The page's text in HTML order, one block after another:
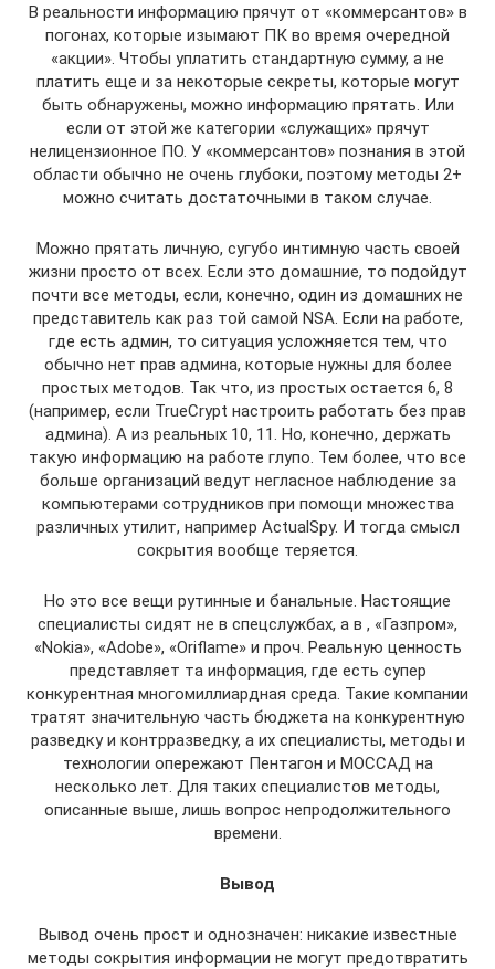
В реальности информацию прячут от «коммерсантов» в
погонах, которые изымают ПК во время очередной
«акции». Чтобы уплатить стандартную сумму, а не
платить еще и за некоторые секреты, которые могут
быть обнаружены, можно информацию прятать. Или
если от этой же категории «служащих» прячут
нелицензионное ПО. У «коммерсантов» познания в этой
области обычно не очень глубоки, поэтому методы 2+
можно считать достаточными в таком случае.
Можно прятать личную, сугубо интимную часть своей
жизни просто от всех. Если это домашние, то подойдут
почти все методы, если, конечно, один из домашних не
представитель как раз той самой NSA. Если на работе,
где есть админ, то ситуация усложняется тем, что
обычно нет прав админа, которые нужны для более
простых методов. Так что, из простых остается 6, 8
(например, если TrueCrypt настроить работать без прав
админа). А из реальных 10, 11. Но, конечно, держать
такую информацию на работе глупо. Тем более, что все
больше организаций ведут негласное наблюдение за
компьютерами сотрудников при помощи множества
различных утилит, например ActualSpy. И тогда смысл
сокрытия вообще теряется.
Но это все вещи рутинные и банальные. Настоящие
специалисты сидят не в спецслужбах, а в , «Газпром»,
«Nokia», «Adobe», «Oriflame» и проч. Реальную ценность
представляет та информация, где есть супер
конкурентная многомиллиардная среда. Такие компании
тратят значительную часть бюджета на конкурентную
разведку и контрразведку, а их специалисты, методы и
технологии опережают Пентагон и МОССАД на
несколько лет. Для таких специалистов методы,
описанные выше, лишь вопрос непродолжительного
времени.
Вывод
Вывод очень прост и однозначен: никакие известные
методы сокрытия информации не могут предотвратить